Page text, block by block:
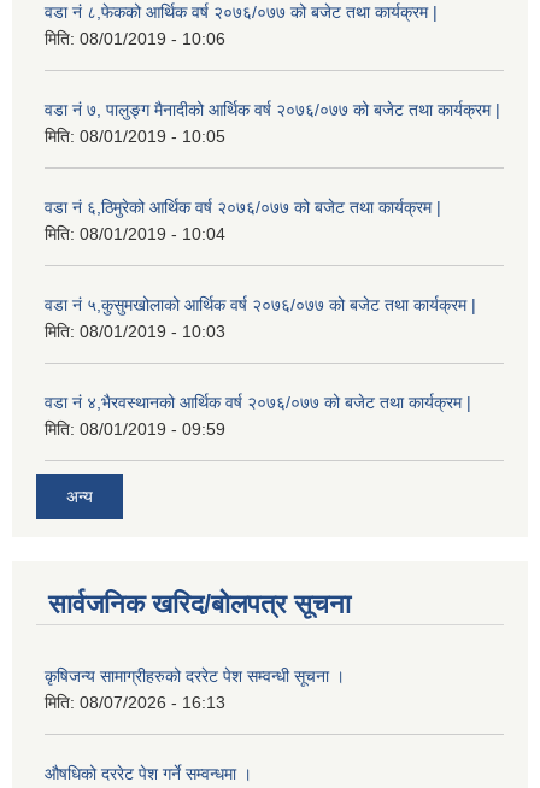
वडा नं ८,फेकको आर्थिक वर्ष २०७६/०७७ को बजेट तथा कार्यक्रम |
मिति: 08/01/2019 - 10:06
वडा नं ७, पालुङ्ग मैनादीको आर्थिक वर्ष २०७६/०७७ को बजेट तथा कार्यक्रम |
मिति: 08/01/2019 - 10:05
वडा नं ६,ठिमुरेको आर्थिक वर्ष २०७६/०७७ को बजेट तथा कार्यक्रम |
मिति: 08/01/2019 - 10:04
वडा नं ५,कुसुमखोलाको आर्थिक वर्ष २०७६/०७७ को बजेट तथा कार्यक्रम |
मिति: 08/01/2019 - 10:03
वडा नं ४,भैरवस्थानको आर्थिक वर्ष २०७६/०७७ को बजेट तथा कार्यक्रम |
मिति: 08/01/2019 - 09:59
अन्य
सार्वजनिक खरिद/बोलपत्र सूचना
कृषिजन्य सामाग्रीहरुको दररेट पेश सम्वन्धी सूचना ।
मिति: 08/07/2026 - 16:13
औषधिको दररेट पेश गर्ने सम्वन्धमा ।